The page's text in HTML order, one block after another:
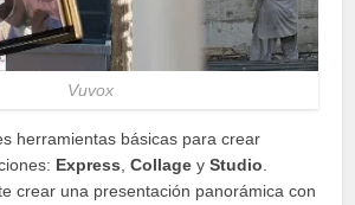
Vuvox
herramientas básicas para crear
Express ,Collage yStudio
crear una presentación panorámica con